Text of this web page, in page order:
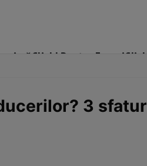
viațăClick! Pentru Femei
3